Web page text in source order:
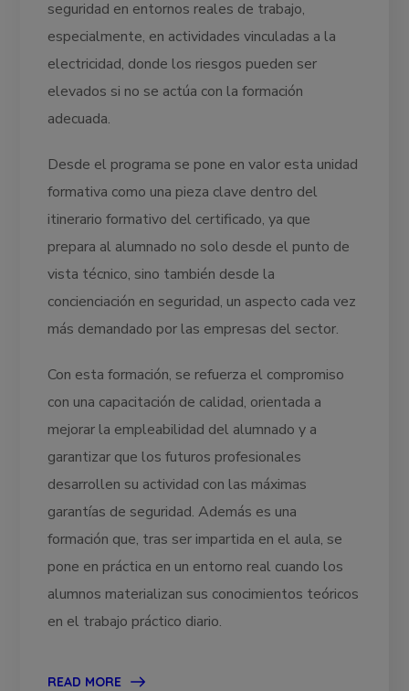
seguridad en entornos reales de trabajo,
especialmente, en actividades vinculadas a la
electricidad, donde los riesgos pueden ser
elevados si no se actúa con la formación
adecuada.
Desde el programa se pone en valor esta unidad
formativa como una pieza clave dentro del
itinerario formativo del certificado, ya que
prepara al alumnado no solo desde el punto de
vista técnico, sino también desde la
concienciación en seguridad, un aspecto cada vez
más demandado por las empresas del sector.
Con esta formación, se refuerza el compromiso
con una capacitación de calidad, orientada a
mejorar la empleabilidad del alumnado y a
garantizar que los futuros profesionales
desarrollen su actividad con las máximas
garantías de seguridad. Además es una
formación que, tras ser impartida en el aula, se
pone en práctica en un entorno real cuando los
alumnos materializan sus conocimientos teóricos
en el trabajo práctico diario.
READ MORE